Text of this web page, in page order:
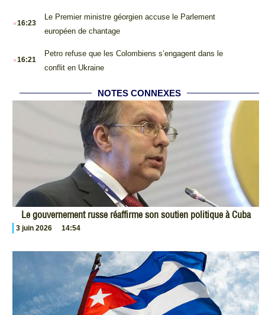
.16:23
Le Premier ministre géorgien accuse le Parlement
européen de chantage
.16:21
Petro refuse que les Colombiens s’engagent dans le
conflit en Ukraine
NOTES CONNEXES
Le gouvernement russe réaffirme son soutien politique à Cuba
3 juin 2026 14:54